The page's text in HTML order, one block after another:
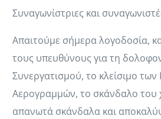
Συναγωνίστριες και
Απαιτούμε σήμερα λογοδοσία,
τους υπευθύνους για τη
Συνεργατισμού, το κλείσιμο
Αερογραμμών, το σκάνδαλο του
απανωτά σκάνδαλα και